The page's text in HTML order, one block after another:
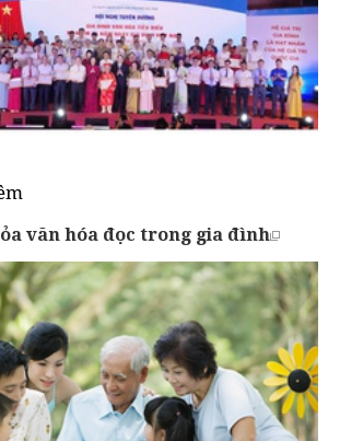
văn hóa đọc trong gia đình